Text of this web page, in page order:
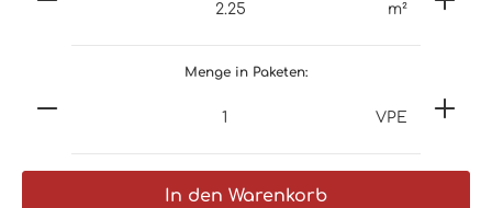
m²
Menge in Paketen:
VPE
In den Warenkorb